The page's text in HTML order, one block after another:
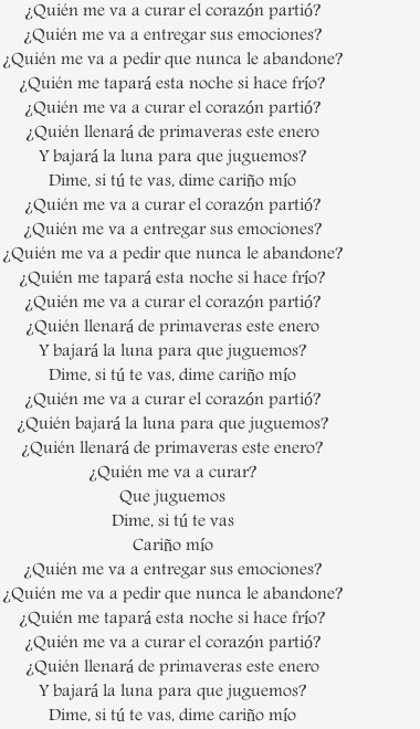
¿Quién me va a curar el corazón partió?
¿Quién me va a entregar sus emociones?
¿Quién me va a pedir que nunca le abandone?
¿Quién me tapará esta noche si hace frío?
¿Quién me va a curar el corazón partió?
¿Quién llenará de primaveras este enero
Y bajará la luna para que juguemos?
Dime, si tú te vas, dime cariño mío
¿Quién me va a curar el corazón partió?
¿Quién me va a entregar sus emociones?
¿Quién me va a pedir que nunca le abandone?
¿Quién me tapará esta noche si hace frío?
¿Quién me va a curar el corazón partió?
¿Quién llenará de primaveras este enero
Y bajará la luna para que juguemos?
Dime, si tú te vas, dime cariño mío
¿Quién me va a curar el corazón partió?
¿Quién bajará la luna para que juguemos?
¿Quién llenará de primaveras este enero?
¿Quién me va a curar?
Que juguemos
Dime, si tú te vas
Cariño mío
¿Quién me va a entregar sus emociones?
¿Quién me va a pedir que nunca le abandone?
¿Quién me tapará esta noche si hace frío?
¿Quién me va a curar el corazón partió?
¿Quién llenará de primaveras este enero
Y bajará la luna para que juguemos?
Dime, si tú te vas, dime cariño mío